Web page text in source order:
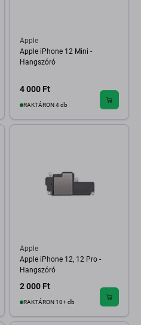
Apple
Apple iPhone 12 Mini -
Hangszóró
4 000 Ft
RAKTÁRON 4 db
Apple
Apple iPhone 12, 12 Pro -
Hangszóró
2 000 Ft
RAKTÁRON 10+ db